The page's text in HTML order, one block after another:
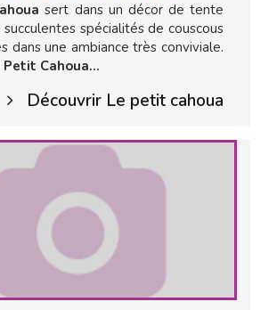
sert dans un décor de tente
spécialités de couscous
dans une ambiance très conviviale.
Petit Cahoua...
Découvrir Le petit cahoua